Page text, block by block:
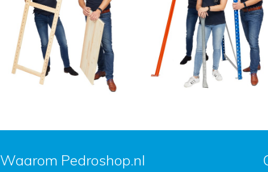
Waarom Pedroshop.nl